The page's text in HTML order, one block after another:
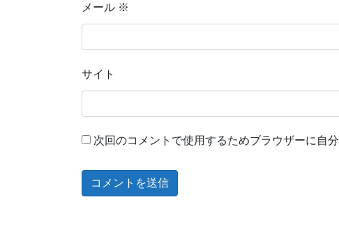
メール ※
サイト
次回のコメントで使用するためブラウザーに自